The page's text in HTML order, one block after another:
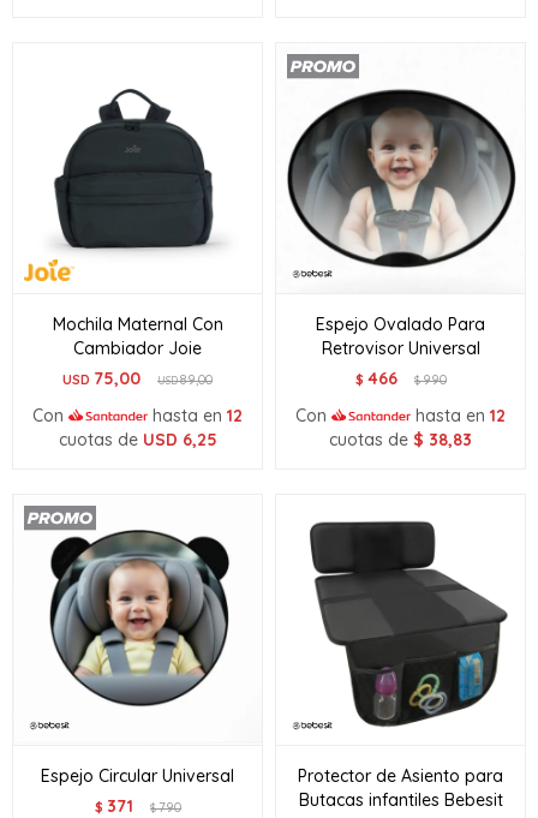
Mochila Maternal Con
Cambiador Joie
USD 75,00 USD89,00
Con hasta en 12
cuotas de USD 6,25
Espejo Ovalado Para
Retrovisor Universal
$ 466 $990
Con hasta en 12
cuotas de $ 38,83
Espejo Circular Universal
$ 371 $790
Protector de Asiento para
Butacas infantiles Bebesit